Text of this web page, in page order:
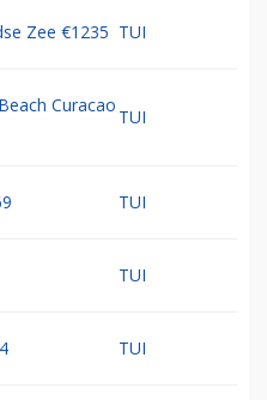
Zee €1235 TUI
Curacao
TUI
TUI
TUI
TUI